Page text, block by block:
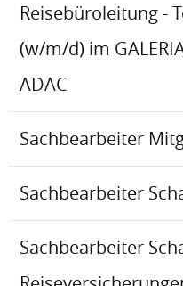
Reisebüroleitung -
(w/m/d) im
ADAC
Sachbearbeiter
Sachbearbeiter
Sachbearbeiter